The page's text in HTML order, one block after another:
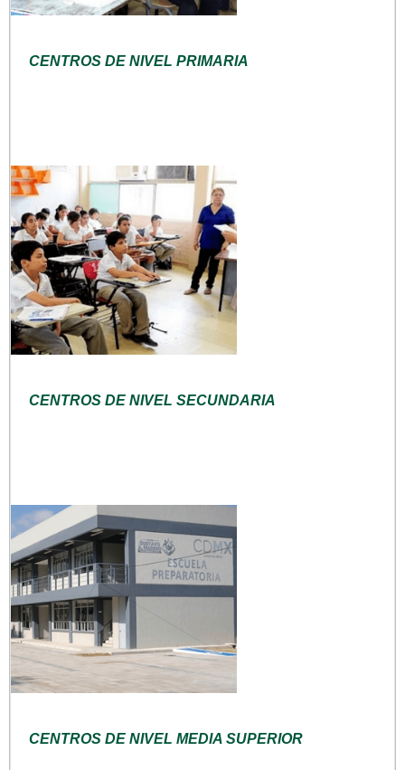
CENTROS DE NIVEL PRIMARIA
CENTROS DE NIVEL SECUNDARIA
CENTROS DE NIVEL MEDIA SUPERIOR